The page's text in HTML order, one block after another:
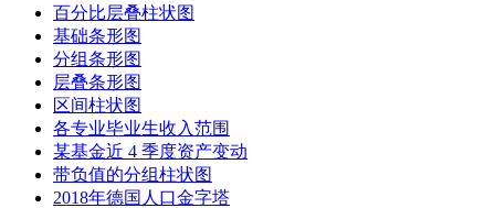
百分比层叠柱状图
基础条形图
分组条形图
层叠条形图
区间柱状图
各专业毕业生收入范围
某基金近 4 季度资产变动
带负值的分组柱状图
2018年德国人口金字塔